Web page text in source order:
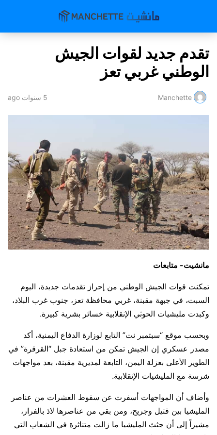
تقدم جديد لقوات الجيش
الوطني غربي تعز
Manchette 5 سنوات ago
مانشيت- متابعات
تمكنت قوات الجيش الوطني من إحراز تقدمات جديدة، اليوم
السبت، في جبهة مقبنة، غربي محافظة تعز، جنوب غرب البلاد،
وكبدت مليشيات الحوثي الإنقلابية خسائر بشرية كبيرة.
وبحسب موقع “سبتمبر نت” التابع لوزارة الدفاع اليمنية، أكد
مصدر عسكري إن الجيش تمكن من استعادة جبل “القرقرة” في
الطوير الأعلى بعزلة اليمن، التابعة لمديرية مقبنة، بعد مواجهات
شرسة مع المليشيات الإنقلابية.
وأضاف أن المواجهات أسفرت عن سقوط العشرات من عناصر
المليشيا بين قتيل وجريح، ومن بقي من عناصرها لاذ بالفرار،
مشيراً إلى أن جثث المليشيا ما زالت متناثرة في الشعاب التي